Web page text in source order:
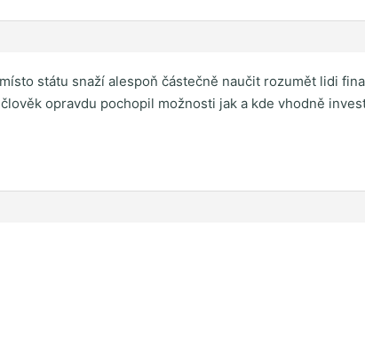
státu snaží alespoň částečně naučit rozumět lidi
opravdu pochopil možnosti jak a kde vhodně